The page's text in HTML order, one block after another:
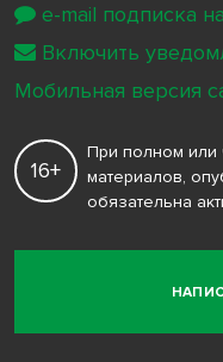
16+
При полном или
материалов,
обязательна
e-mail подписка
Включить
Мобильная версия